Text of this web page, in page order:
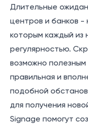
Длительные
центров и банков -
которым каждый из
регулярностью.
возможно
правильная и
подобной
для получения
Signage помогут